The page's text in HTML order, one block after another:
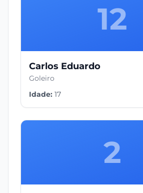
12
Carlos Eduardo
Goleiro
Idade: 17
2